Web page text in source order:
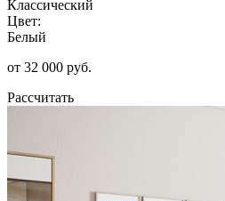
Классический
Цвет:
Белый
от 32 000 руб.
Рассчитать